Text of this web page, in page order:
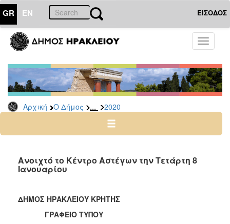
GR EN ΕΙΣΟΔΟΣ
Toggle
Αρχική Ο Δήμος ... 2020
ΔΗΜΟΣ
Δελτία
Τύπου
Αρχείο
2026
2024
2022
2020
2019
Ανοιχτό το Κέντρο Αστέγων την Τετάρτη 8
Ιανουαρίου
ΔΗΜΟΣ ΗΡΑΚΛΕΙΟΥ ΚΡΗΤΗΣ
ΓΡΑΦΕΙΟ ΤΥΠΟΥ